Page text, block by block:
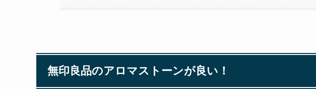
無印良品のアロマストーンが良い！